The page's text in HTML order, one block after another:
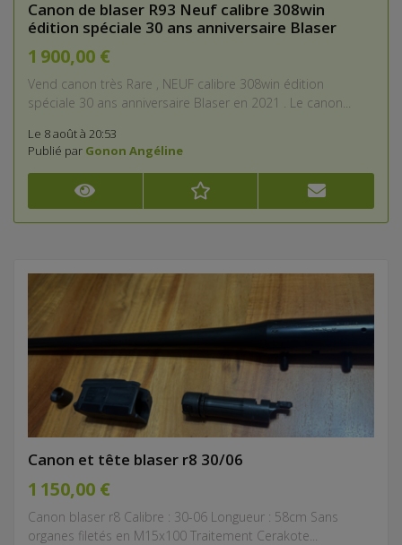
Canon de blaser R93 Neuf calibre 308win
édition spéciale 30 ans anniversaire Blaser
1 900,00 €
Vend canon très Rare , NEUF calibre 308win édition
spéciale 30 ans anniversaire Blaser en 2021 . Le canon...
Le 8 août à 20:53
Publié par Gonon Angéline
Canon et tête blaser r8 30/06
1 150,00 €
Canon blaser r8 Calibre : 30-06 Longueur : 58cm Sans
organes filetés en M15x100 Traitement Cerakote...